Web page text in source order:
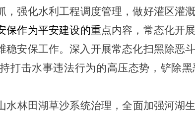
，强化水利工程调度管理，做好灌区灌
保作为平安建设的重点内容，常态化开
安保工作。深入开展常态化扫黑除恶
打击水事违法行为的高压态势，铲除
水林田湖草沙系统治理，全面加强河湖